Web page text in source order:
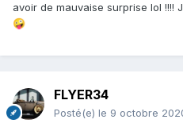
avoir de mauvaise surprise lol !!!!
🤪
FLYER34
Posté(e) le 9 octobre